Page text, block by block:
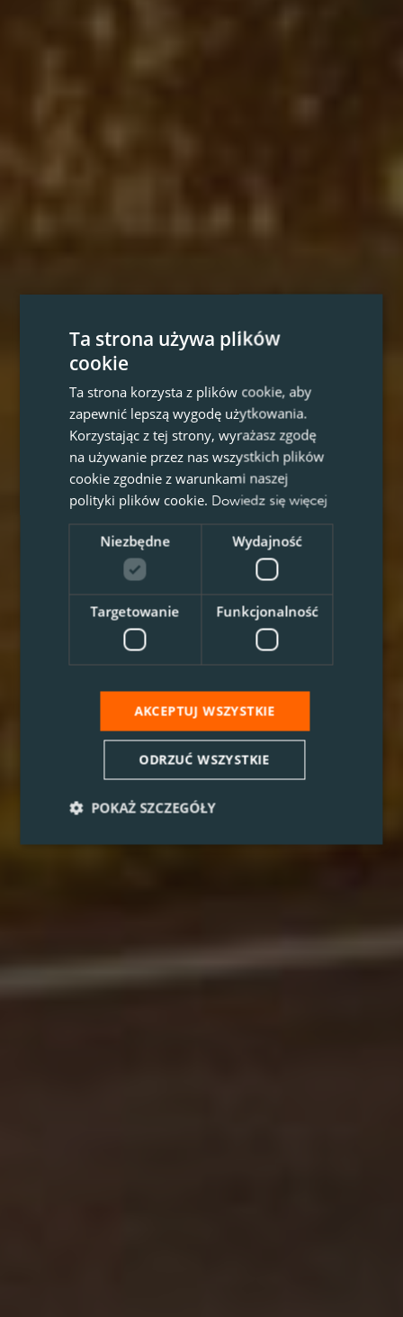
Ta strona używa plików
cookie
Ta strona korzysta z plików cookie, aby
zapewnić lepszą wygodę użytkowania.
Korzystając z tej strony, wyrażasz zgodę
na używanie przez nas wszystkich plików
cookie zgodnie z warunkami naszej
polityki plików cookie. Dowiedz się więcej
Niezbędne Wydajność
Targetowanie Funkcjonalność
AKCEPTUJ WSZYSTKIE
ODRZUĆ WSZYSTKIE
POKAŻ SZCZEGÓŁY